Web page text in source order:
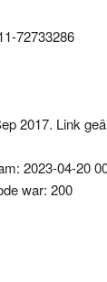
72733286
2017. Link
2023-04-20
war: 200